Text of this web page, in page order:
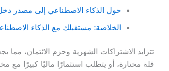
حول الذكاء الاصطناعي إلى مصدر
الخلاصة: مستقبلك مع الذكاء
تتزايد الاشتراكات الشهرية وحزم الائتمان،
قلة مختارة، أو يتطلب استثمارًا ماليًا كبيرًا مع